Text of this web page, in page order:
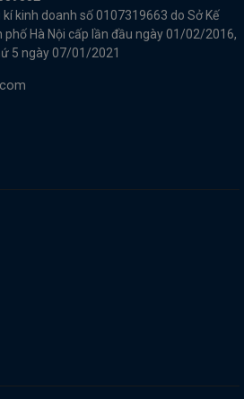
kinh doanh số 0107319663 do Sở Kế
Hà Nội cấp lần đầu ngày 01/02/2016,
5 ngày 07/01/2021